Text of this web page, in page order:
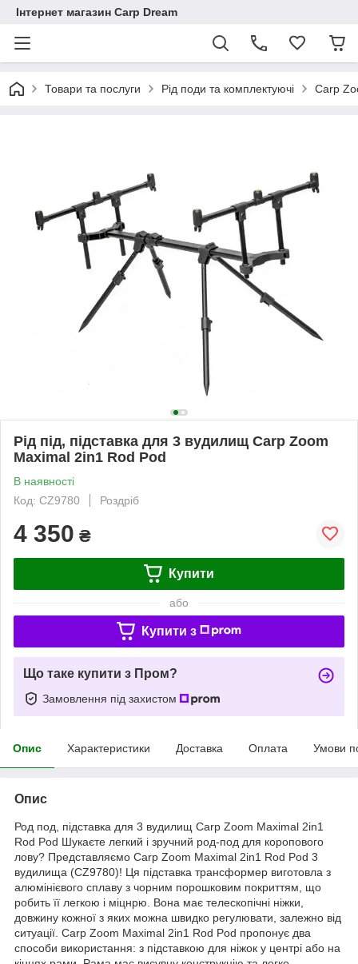
Інтернет магазин Carp Dream
Товари та послуги Рід поди та комплектуючі Carp
Рід під, підставка для 3 вудилищ Carp Zoom
Maximal 2in1 Rod Pod
В наявності
Код: CZ9780
Роздріб
4 350 ₴
Купити
або
Купити з
Що таке купити з Пром?
Замовлення під захистом
Опис Характеристики Доставка Оплата Умови
Опис
Род под, підставка для 3 вудилищ Carp Zoom Maximal 2in1
Rod Pod Шукаєте легкий і зручний род-под для коропового
лову? Представляємо Carp Zoom Maximal 2in1 Rod Pod 3
вудилища (CZ9780)! Ця підставка трансформер виготовла з
алюмінієвого сплаву з чорним порошковим покриттям, що
робить її легкою і міцнрю. Вона має телескопічні ніжки,
довжину кожної з яких можна швидко регулювати, залежно від
ситуації. Carp Zoom Maximal 2in1 Rod Pod пропонує два
способи використання: з підставкою для ніжок у центрі або на